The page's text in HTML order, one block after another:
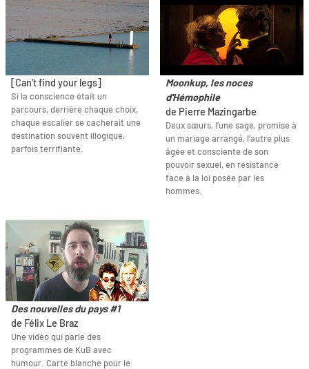
[Can't find your legs]
Si la conscience était un
parcours, derrière chaque choix,
chaque escalier se cacherait une
destination souvent illogique,
parfois terrifiante.
Moonkup, les noces
d'Hémophile
de Pierre Mazingarbe
Deux sœurs, l’une sage, promise à
un mariage arrangé, l’autre plus
âgée et consciente de son
pouvoir sexuel, en résistance
face à la loi posée par les
hommes.
Des nouvelles du pays #1
de Félix Le Braz
Une vidéo qui parle des
programmes de KuB avec
humour. Carte blanche pour le